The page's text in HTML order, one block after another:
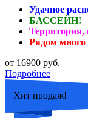
Удачное
БАССЕЙН!
Территория,
Рядом много
от 16900 руб.
Подробнее
Хит продаж!